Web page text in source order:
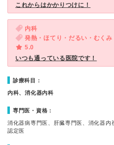
これからはかかりつけに！
内科
5.0
いつも通っている医院です！
診療科目：
内科、消化器内科
専門医・資格：
消化器病専門医、肝臓専門医、消化器
認定医